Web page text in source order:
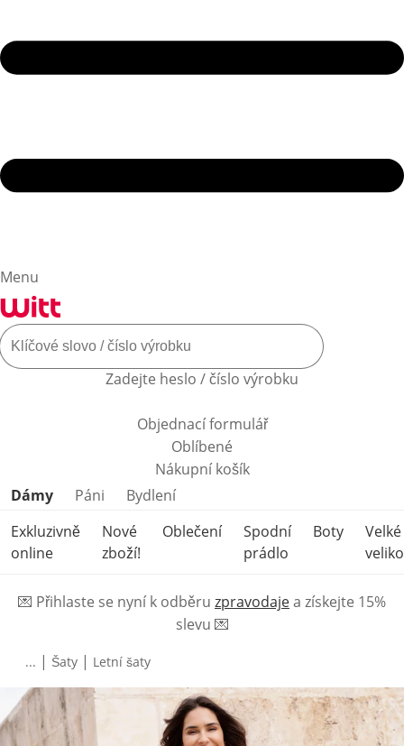
Menu
Zadejte heslo / číslo výrobku
Objednací formulář
Oblíbené
Nákupní košík
Přeskočit kategorie produktů
Dámy Páni
Bydlení
Exkluzivně
online
Nové
zboží!
Oblečení
Spodní
prádlo
Boty
Velké
💌 Přihlaste se nyní k odběru zpravodajea získejte 15%
slevu 💌
... | Šaty | Letní šaty